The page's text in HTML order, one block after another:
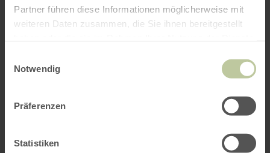
Partner führen diese Informationen möglicherweise mit
weiteren Daten zusammen, die Sie ihnen bereitgestellt
Notwendig
Präferenzen
Statistiken